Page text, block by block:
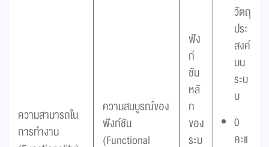
ความสามารถใน
การทำงาน
ความสมบูรณ์ของ
ฟังก์ชัน
(Functional
ฟัง
ก์
ชัน
หลั
ก
ของ
ระบ
วัตถุ
ประ
สงค์
บน
ระบ
บ
0
คะแ